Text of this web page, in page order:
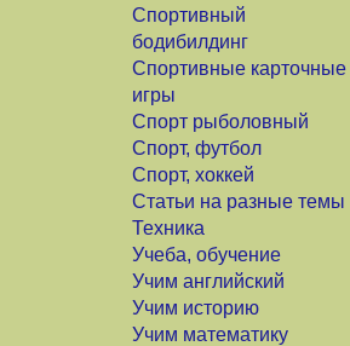
Спортивный
бодибилдинг
Спортивные карточные
игры
Спорт рыболовный
Спорт, футбол
Спорт, хоккей
Статьи на разные темы
Техника
Учеба, обучение
Учим английский
Учим историю
Учим математику